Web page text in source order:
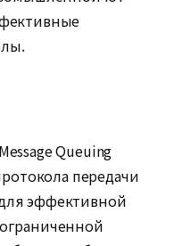
Queuing
передачи
эффективной